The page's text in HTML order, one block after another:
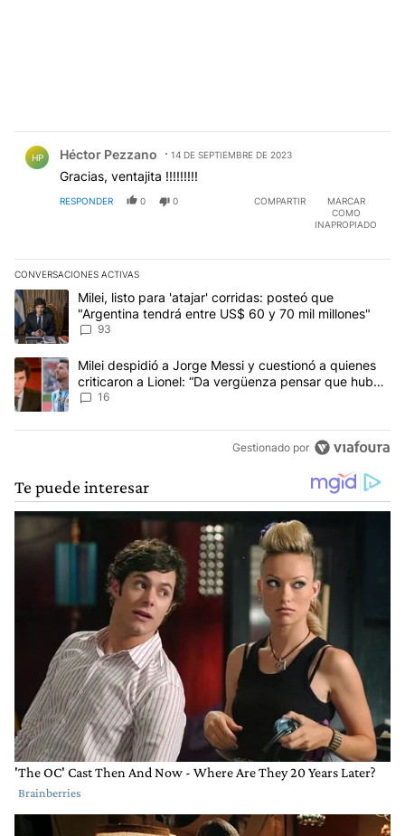
HP Héctor Pezzano 14 DE SEPTIEMBRE DE 2023
Gracias, ventajita !!!!!!!!!
RESPONDER 0 0 COMPARTIR
MARCAR
COMO
INAPROPIADO
CONVERSACIONES ACTIVAS
Este listado muestra los artículos con más comentarios en los
Un artículo de tendencia con el título "Milei, listo para 'atajar'
Milei, listo para 'atajar' corridas: posteó que
"Argentina tendrá entre US$ 60 y 70 mil millones"
93
Un artículo de tendencia con el título "Milei despidió a Jorge
Milei despidió a Jorge Messi y cuestionó a quienes
criticaron a Lionel: “Da vergüenza pensar que hubo
anti-Messi”
16
Gestionado por